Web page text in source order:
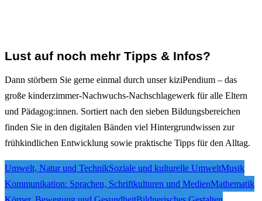
Lust auf noch mehr Tipps & Infos?
Dann störbern Sie gerne einmal durch unser kiziPendium – das
große kinderzimmer-Nachwuchs-Nachschlagewerk für alle Eltern
und Pädagog:innen. Sortiert nach den sieben Bildungsbereichen
finden Sie in den digitalen Bänden viel Hintergrundwissen zur
frühkindlichen Entwicklung sowie praktische Tipps für den Alltag.
Umwelt, Natur und TechnikSoziale und kulturelle UmweltMusik
Kommunikation: Sprachen, Schriftkulturen und MedienMathematik